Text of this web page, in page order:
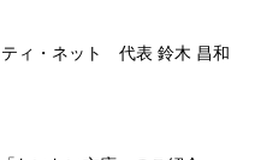
ティ・ネット 代表 鈴木 昌和